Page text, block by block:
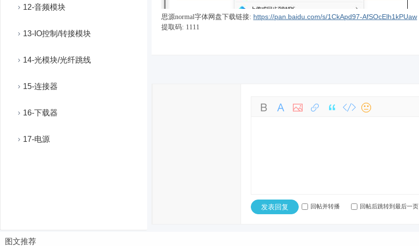
12-音频模块
13-IO控制/转接模块
14-光模块/光纤跳线
15-连接器
16-下载器
17-电源
思源normal字体网盘下载链接: https://pan.baidu.com/s/1CkApd97-AfSOcElh1kPUaw
提取码: 1111
发表回复 回帖并转播 回帖后跳转到最后一页
图文推荐